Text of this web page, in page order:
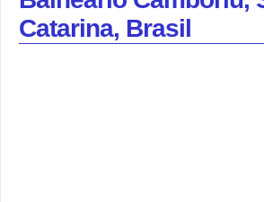
Catarina, Brasil